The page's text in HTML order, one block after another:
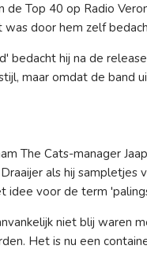
de Top 40 op Radio
door hem zelf
bedacht hij na de
maar omdat de band
The Cats-manager
als hij
idee voor de term
niet blij waren
Het is nu een